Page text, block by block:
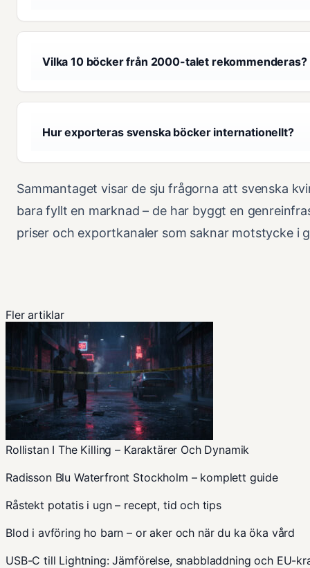
Vilka 10 böcker från 2000-talet rekommenderas?
Hur exporteras svenska böcker internationellt?
Sammantaget visar de sju frågorna att svenska
bara fyllt en marknad – de har byggt en
priser och exportkanaler som saknar motstycke i
Fler artiklar
Rollistan I The Killing – Karaktärer Och Dynamik
Radisson Blu Waterfront Stockholm – komplett guide
Råstekt potatis i ugn – recept, tid och tips
Blod i avföring ho barn – or aker och när du ka öka vård
USB-C till Lightning: Jämförelse, snabbladdning och EU-